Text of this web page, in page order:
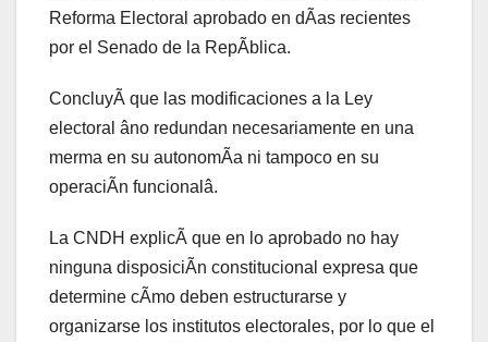
Reforma Electoral aprobado en dÃas recientes
por el Senado de la RepÃblica.
ConcluyÃ que las modificaciones a la Ley
electoral âno redundan necesariamente en una
merma en su autonomÃa ni tampoco en su
operaciÃn funcionalâ.
La CNDH explicÃ que en lo aprobado no hay
ninguna disposiciÃn constitucional expresa que
determine cÃmo deben estructurarse y
organizarse los institutos electorales, por lo que el